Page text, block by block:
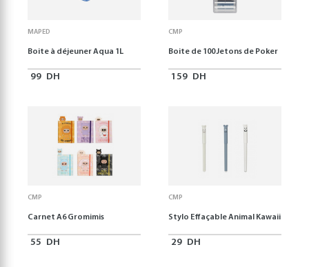
MAPED
Boite à déjeuner Aqua 1L
99 DH
CMP
Boite de 100 Jetons de Poker
159 DH
CMP
Carnet A6 Gromimis
55 DH
CMP
Stylo Effaçable Animal Kawaii
29 DH